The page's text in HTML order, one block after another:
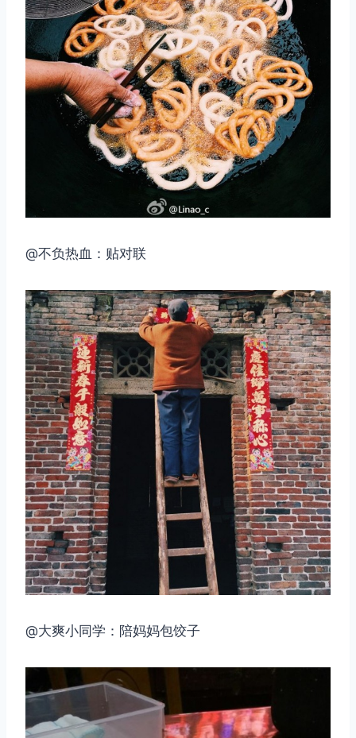
@不负热血：贴对联
@大爽小同学：陪妈妈包饺子